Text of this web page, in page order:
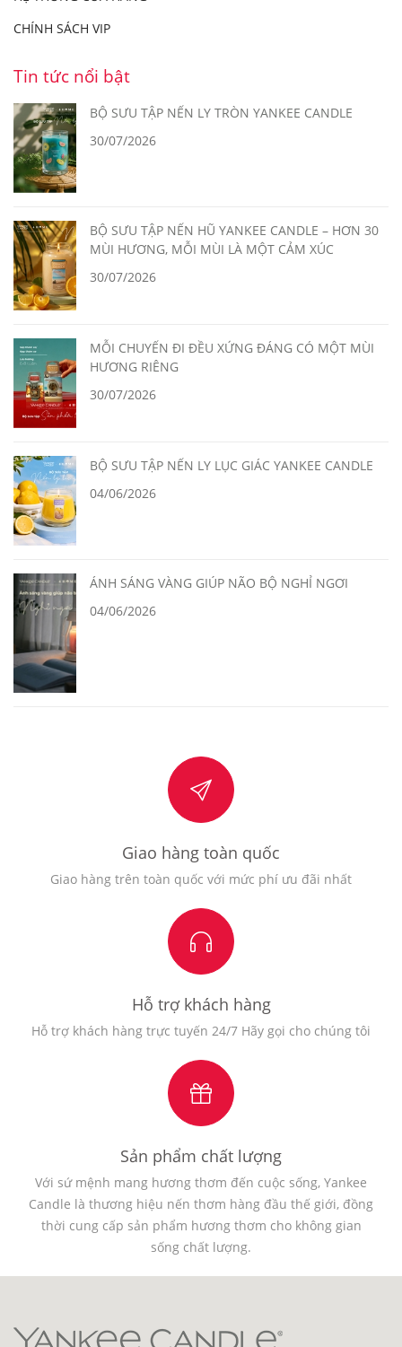
CHÍNH SÁCH VIP
Tin tức nổi bật
BỘ SƯU TẬP NẾN LY TRÒN YANKEE CANDLE
30/07/2026
BỘ SƯU TẬP NẾN HŨ YANKEE CANDLE – HƠN 30
MÙI HƯƠNG, MỖI MÙI LÀ MỘT CẢM XÚC
30/07/2026
MỖI CHUYẾN ĐI ĐỀU XỨNG ĐÁNG CÓ MỘT MÙI
HƯƠNG RIÊNG
30/07/2026
BỘ SƯU TẬP NẾN LY LỤC GIÁC YANKEE CANDLE
04/06/2026
ÁNH SÁNG VÀNG GIÚP NÃO BỘ NGHỈ NGƠI
04/06/2026
Giao hàng toàn quốc
Giao hàng trên toàn quốc với mức phí ưu đãi nhất
Hỗ trợ khách hàng
Hỗ trợ khách hàng trực tuyến 24/7 Hãy gọi cho chúng tôi
Sản phẩm chất lượng
Với sứ mệnh mang hương thơm đến cuộc sống, Yankee
Candle là thương hiệu nến thơm hàng đầu thế giới, đồng
thời cung cấp sản phẩm hương thơm cho không gian
sống chất lượng.